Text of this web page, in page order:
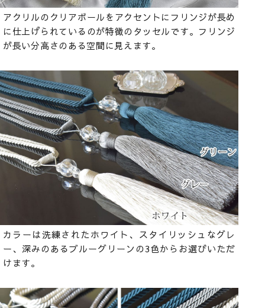
アクリルのクリアボールをアクセントにフリンジが長め
に仕上げられているのが特徴のタッセルです。フリンジ
が長い分高さのある空間に見えます。
カラーは洗練されたホワイト、スタイリッシュなグレ
ー、深みのあるブルーグリーンの3色からお選びいただ
けます。